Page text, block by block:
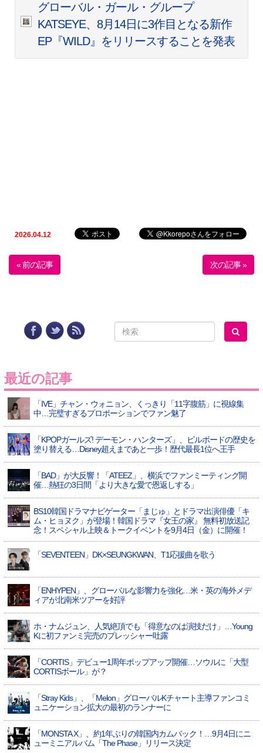
グローバル・ガール・グループ
KATSEYE、8月14日に3作目となる新作
EP『WILD』をリリースすることを発表
2026.04.12
« 前の記事 次の記事 »
最近の記事
「IVE」チャン・ウォニョン、くっきり「11字腹筋」に視線集
中…完璧すぎるプロポーションでファン魅了
「KPOPガールズ! デーモン・ハンターズ」、ビルボードの歴史を
塗り替える…Disney超えまであと一歩！歴代最長1位へ王手
「BAD」が大反響！「ATEEZ」、横浜でファンミーティング開
催…熱狂の3日間「より大きな愛で恩返しする」
BS10韓国ドラマナビゲーター「まじゅ」とドラマ出演俳優「キ
ム・ヒョヌク」が登場！韓国ドラマ『女王の家』 無料初放送記
念！スペシャル上映＆トークイベントを9月4日（金）に開催！
「SEVENTEEN」DK×SEUNGKWAN、T1応援曲を歌う
「ENHYPEN」、グローバルな影響力を強化…米・英の海外メデ
ィアが北南米ツアーを好評
ホ・ナムジュン、人気絶頂でも「得意なのは演技だけ」…Young
Kに初ファンミ完売のプレッシャー吐露
「CORTIS」デビュー1周年ポップアップ開催…ソウルに「大型
CORTISボール」が？
「Stray Kids」、「Melon」グローバルKチャート主導ファンコミ
ュニケーション拡大の最初のランナーに
「MONSTA X」、約1年ぶりの韓国内カムバック！…9月4日にニ
ューミニアルバム「The Phase」リリース決定